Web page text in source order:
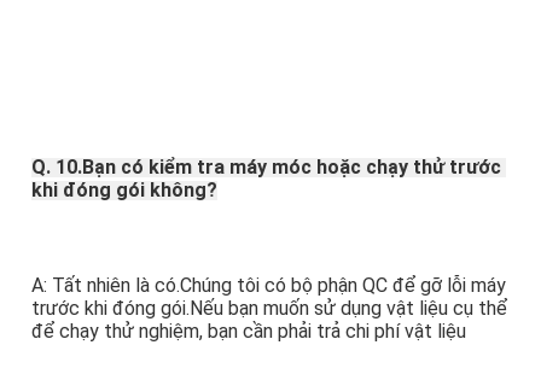
Q. 10.Bạn có kiểm tra máy móc hoặc chạy thử trước
khi đóng gói không?
A: Tất nhiên là có.Chúng tôi có bộ phận QC để gỡ lỗi máy
trước khi đóng gói.Nếu bạn muốn sử dụng vật liệu cụ thể
để chạy thử nghiệm, bạn cần phải trả chi phí vật liệu